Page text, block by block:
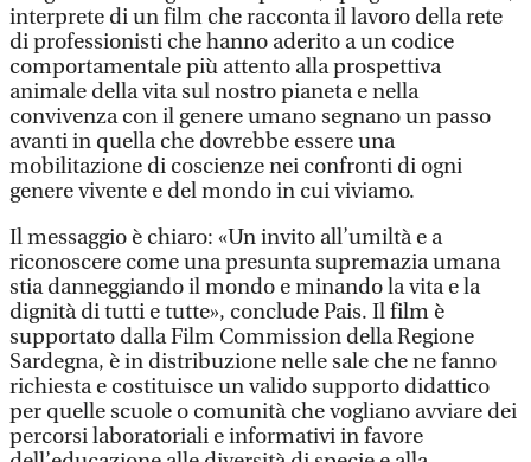
interprete di un film che racconta il lavoro della rete
di professionisti che hanno aderito a un codice
comportamentale più attento alla prospettiva
animale della vita sul nostro pianeta e nella
convivenza con il genere umano segnano un passo
avanti in quella che dovrebbe essere una
mobilitazione di coscienze nei confronti di ogni
genere vivente e del mondo in cui viviamo.
Il messaggio è chiaro: «Un invito all’umiltà e a
riconoscere come una presunta supremazia umana
stia danneggiando il mondo e minando la vita e la
dignità di tutti e tutte», conclude Pais. Il film è
supportato dalla Film Commission della Regione
Sardegna, è in distribuzione nelle sale che ne fanno
richiesta e costituisce un valido supporto didattico
per quelle scuole o comunità che vogliano avviare dei
percorsi laboratoriali e informativi in favore